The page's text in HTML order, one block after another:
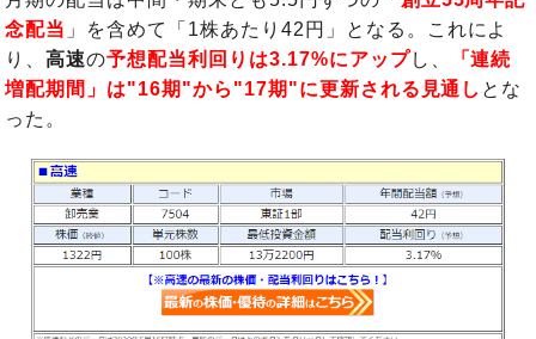
念配当 」を含めて「1株あたり42円」となる。これによ
り、高速の予想配当利回りは3.17%にアップし、
「連続
増配期間」は"16期"から"17期"に更新される見通し とな
った。